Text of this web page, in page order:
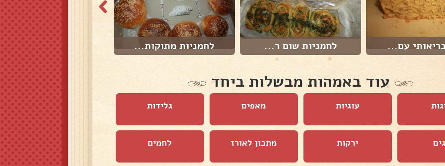
עם... לחמניות שום ר... לחמניות מתוקות...
עוד באמהות מבשלות ביחד
עוגיות מאפים גלידות
ירקות מתכון לאורז לחמים